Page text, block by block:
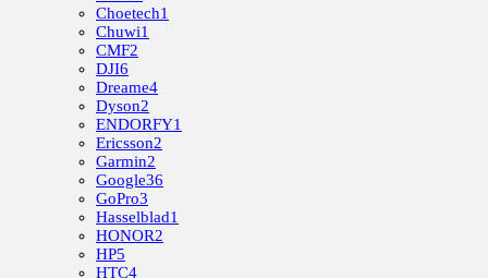
Choetech1
Chuwi1
CMF2
DJI6
Dreame4
Dyson2
ENDORFY1
Ericsson2
Garmin2
Google36
GoPro3
Hasselblad1
HONOR2
HP5
HTC4